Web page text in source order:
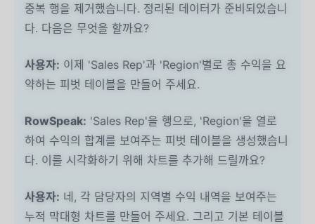
중복 행을 제거했습니다. 정리된 데이터가 준비되었습니
다. 다음은 무엇을 할까요?
사용자: 이제 'Sales Rep'과 'Region'별로 총 수익을 요
약하는 피벗 테이블을 만들어 주세요.
RowSpeak: 'Sales Rep'을 행으로, 'Region'을 열로
하여 수익의 합계를 보여주는 피벗 테이블을 생성했습니
다. 이를 시각화하기 위해 차트를 추가해 드릴까요?
사용자: 네, 각 담당자의 지역별 수익 내역을 보여주는
누적 막대형 차트를 만들어 주세요. 그리고 기본 테이블